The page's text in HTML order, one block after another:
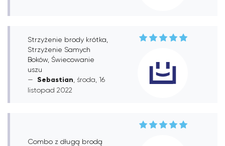
Strzyżenie brody krótka,
Strzyżenie Samych
Boków, Świecowanie
uszu
Sebastian , środa, 16
listopad 2022
Combo z długą brodą